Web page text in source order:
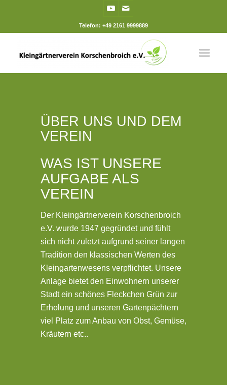
Telefon: +49 2161 9999889
ÜBER UNS UND DEM
VEREIN
WAS IST UNSERE
AUFGABE ALS
VEREIN
Der Kleingärtnerverein Korschenbroich
e.V. wurde 1947 gegründet und fühlt
sich nicht zuletzt aufgrund seiner langen
Tradition den klassischen Werten des
Kleingartenwesens verpflichtet. Unsere
Anlage bietet den Einwohnern unserer
Stadt ein schönes Fleckchen Grün zur
Erholung und unseren Gartenpächtern
viel Platz zum Anbau von Obst, Gemüse,
Kräutern etc..